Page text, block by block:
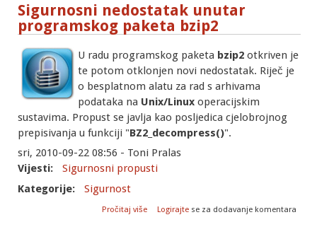
Sigurnosni nedostatak unutar
programskog paketa bzip2
U radu programskog paketa bzip2 otkriven je
te potom otklonjen novi nedostatak. Riječ je
o besplatnom alatu za rad s arhivama
podataka na Unix/Linux operacijskim
sustavima. Propust se javlja kao posljedica cjelobrojnog
prepisivanja u funkciji "BZ2_decompress()".
sri, 2010-09-22 08:56 - Toni Pralas
Vijesti:
Sigurnosni propusti
Kategorije:
Sigurnost
Pročitaj više
o Sigurnosni nedostatak unutar
Logirajte se za dodavanje komentara